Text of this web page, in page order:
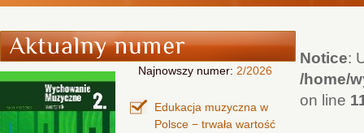
Najnowszy numer: 2/2026
Edukacja muzyczna w
Polsce − trwała wartość
Notice:
/home/
on line